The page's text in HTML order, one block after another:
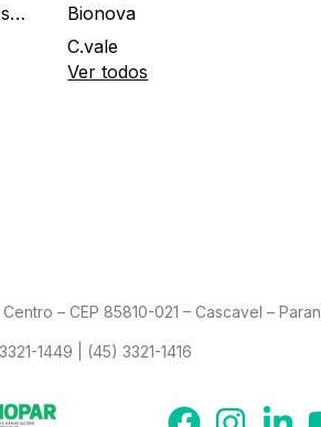
Zion System – Soluções Às Associações E Empresas
Bionova
C.vale
Ver todos
– CEP 85810-021 – Cascavel –
1449 | (45) 3321-1416